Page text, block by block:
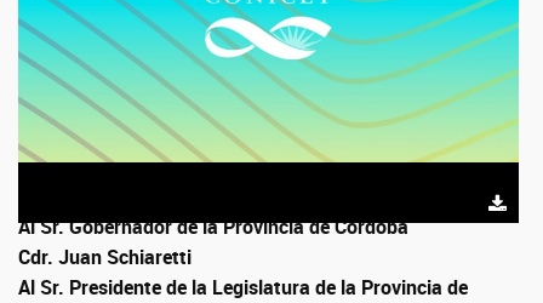
Al Sr. Gobernador de la Provincia de Córdoba
Cdr. Juan Schiaretti
Al Sr. Presidente de la Legislatura de la Provincia de